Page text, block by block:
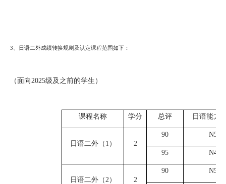
3、 日语二外成绩转换规则及认定课程范围如下：
（面向 2025级及之前的学生）
课程名称 学分 总评 日语能力
日语二外（ 1） 2
90 N5
95 N4
日语二外（ 2） 2
90 N5